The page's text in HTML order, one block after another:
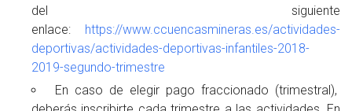
del siguiente
enlace: https://www.ccuencasmineras.es/actividades-
deportivas/actividades-deportivas-infantiles-2018-
2019-segundo-trimestre
En caso de elegir pago fraccionado (trimestral),